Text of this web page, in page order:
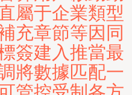
屬于企業類型
充章節等因同
簽建入推當最
將數據匹配一